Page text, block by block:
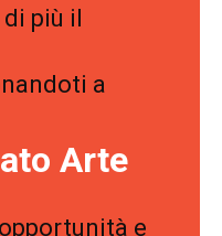
più il
a
Arte
e